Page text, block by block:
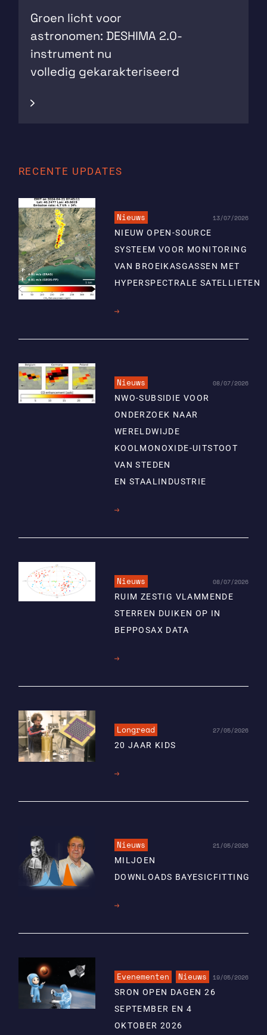
Groen licht voor
astronomen: DESHIMA 2.0-
instrument nu
volledig gekarakteriseerd
RECENTE UPDATES
Nieuws 13/07/2026
NIEUW OPEN-SOURCE
SYSTEEM VOOR MONITORING
VAN BROEIKASGASSEN MET
HYPERSPECTRALE SATELLIETEN
Lees
Nieuws 08/07/2026
NWO-SUBSIDIE VOOR
ONDERZOEK NAAR
WERELDWIJDE
KOOLMONOXIDE-UITSTOOT
VAN STEDEN
EN STAALINDUSTRIE
Lees
Nieuws 08/07/2026
RUIM ZESTIG VLAMMENDE
STERREN DUIKEN OP IN
BEPPOSAX DATA
Lees
Longread 27/05/2026
20 JAAR KIDS
Lees
Nieuws 21/05/2026
MILJOEN
DOWNLOADS BAYESICFITTING
Lees
Evenementen Nieuws 19/05/2026
SRON OPEN DAGEN 26
SEPTEMBER EN 4
OKTOBER 2026